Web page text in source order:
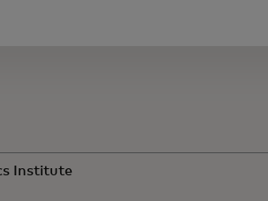
Institute